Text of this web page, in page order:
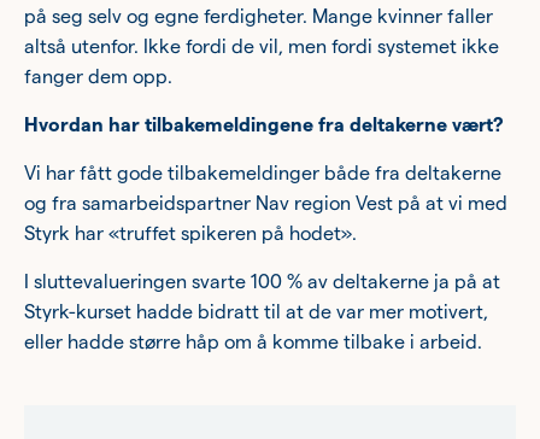
på seg selv og egne ferdigheter. Mange kvinner faller
altså utenfor. Ikke fordi de vil, men fordi systemet ikke
fanger dem opp.
Hvordan har tilbakemeldingene fra deltakerne vært?
Vi har fått gode tilbakemeldinger både fra deltakerne
og fra samarbeidspartner Nav region Vest på at vi med
Styrk har «truffet spikeren på hodet».
I sluttevalueringen svarte 100 % av deltakerne ja på at
Styrk-kurset hadde bidratt til at de var mer motivert,
eller hadde større håp om å komme tilbake i arbeid.